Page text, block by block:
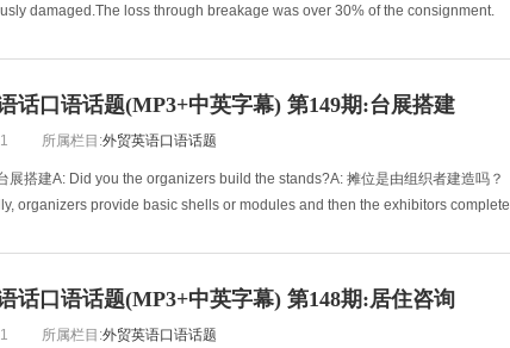
damaged.The loss through breakage was over 30% of the consignment.
话口语话题(MP3+中英字幕) 第149期:台展搭建
所属栏目:外贸英语口语话题
展搭建A: Did you the organizers build the stands?A: 摊位是由组织者建造吗？
organizers provide basic shells or modules and then the exhibitors complete
话口语话题(MP3+中英字幕) 第148期:居住咨询
所属栏目:外贸英语口语话题